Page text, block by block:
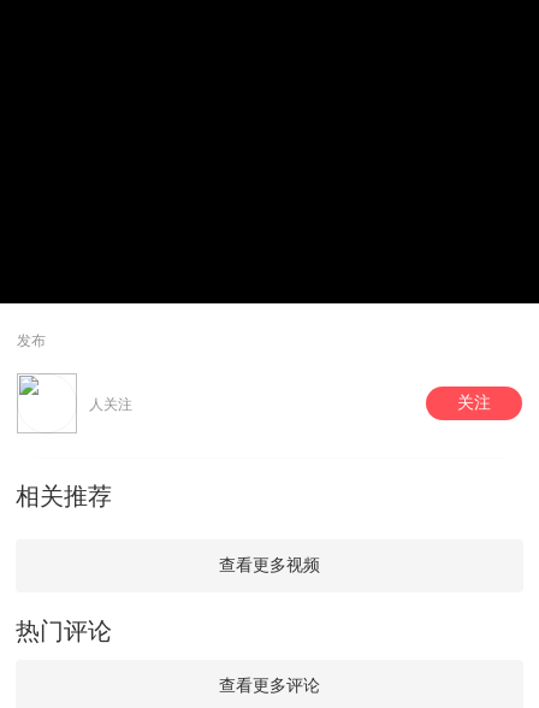
发布
人关注 关注
相关推荐
查看更多视频
热门评论
查看更多评论